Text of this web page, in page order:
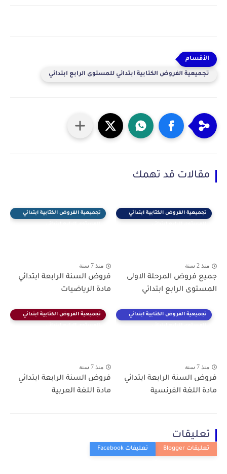
تجميعية الفروض الكتابية ابتدائي للمستوى الرابع ابتدائي
مقالات قد تهمك
تجميعية الفروض الكتابية ابتدائي
منذ 2 سنة
جميع فروض المرحلة الاولى
المستوى الرابع ابتدائي
تجميعية الفروض الكتابية ابتدائي
منذ 7 سنة
فروض السنة الرابعة ابتدائي
مادة الرياضيات
تجميعية الفروض الكتابية ابتدائي
منذ 7 سنة
فروض السنة الرابعة ابتدائي
مادة اللغة الفرنسية
تجميعية الفروض الكتابية ابتدائي
منذ 7 سنة
فروض السنة الرابعة ابتدائي
مادة اللغة العربية
تعليقات